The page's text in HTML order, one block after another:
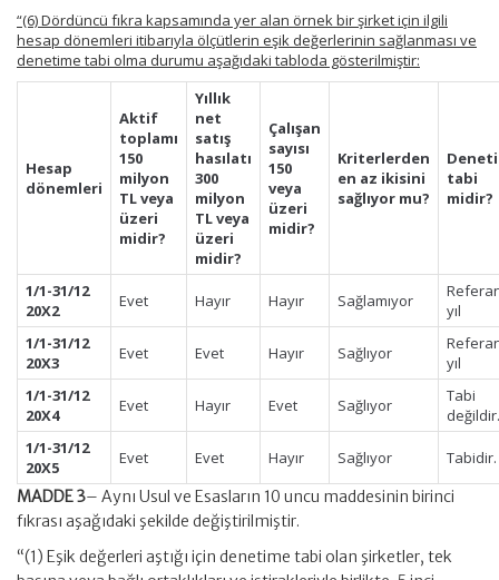
“(6) Dördüncü fıkra kapsamında yer alan örnek bir şirket için ilgili
hesap dönemleri itibarıyla ölçütlerin eşik değerlerinin sağlanması ve
denetime tabi olma durumu aşağıdaki tabloda gösterilmiştir:
Hesap
dönemleri
Aktif
toplamı
150
milyon
TL veya
üzeri
midir?
Yıllık
net
satış
hasılatı
300
milyon
TL veya
üzeri
midir?
Çalışan
sayısı
150
veya
üzeri
midir?
Kriterlerden
en az ikisini
sağlıyor mu?
tabi
midir?
1/1-31/12
20X2
Evet Hayır Hayır Sağlamıyor
yıl
1/1-31/12
20X3
Evet Evet Hayır Sağlıyor
yıl
1/1-31/12
20X4
Evet Hayır Evet Sağlıyor
Tabi
değildir.
1/1-31/12
20X5
Evet Evet Hayır Sağlıyor
Tabidir.
MADDE 3– Aynı Usul ve Esasların 10 uncu maddesinin birinci
fıkrası aşağıdaki şekilde değiştirilmiştir.
“(1) Eşik değerleri aştığı için denetime tabi olan şirketler, tek